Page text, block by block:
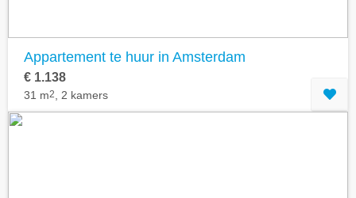
Appartement te huur in Amsterdam
€ 1.138
31 m2 , 2 kamers